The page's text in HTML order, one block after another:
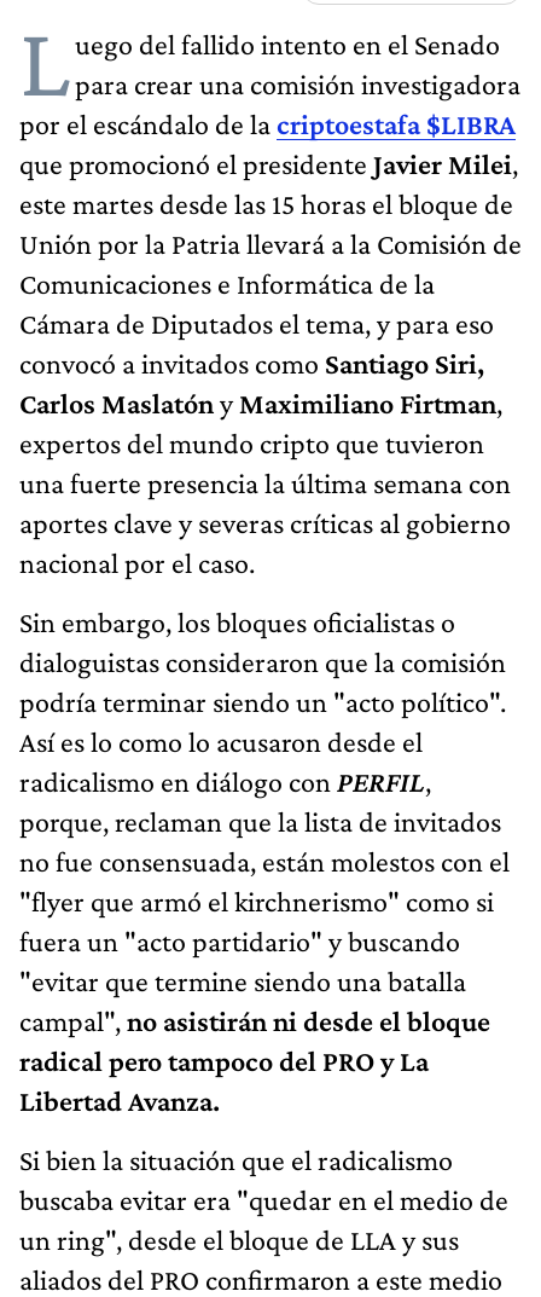
Luego del fallido intento en el Senado
para crear una comisión investigadora
por el escándalo de lacriptoestafa $LIBRA
que promocionó el presidente Javier Milei,
este martes desde las 15 horas el bloque de
Unión por la Patria llevará a la Comisión de
Comunicaciones e Informática de la
Cámara de Diputados el tema, y para eso
convocó a invitados como Santiago Siri,
Carlos MaslatónyMaximiliano Firtman,
expertos del mundo cripto que tuvieron
una fuerte presencia la última semana con
aportes clave y severas críticas al gobierno
nacional por el caso.
Sin embargo, los bloques oficialistas o
dialoguistas consideraron que la comisión
podría terminar siendo un "acto político".
Así es lo como lo acusaron desde el
radicalismo en diálogo con PERFIL,
porque, reclaman que la lista de invitados
no fue consensuada, están molestos con el
"flyer que armó el kirchnerismo" como si
fuera un "acto partidario" y buscando
"evitar que termine siendo una batalla
campal",no asistirán ni desde el bloque
radical pero tampoco del PRO y La
Libertad Avanza.
Si bien la situación que el radicalismo
buscaba evitar era "quedar en el medio de
un ring", desde el bloque de LLA y sus
aliados del PRO confirmaron a este medio